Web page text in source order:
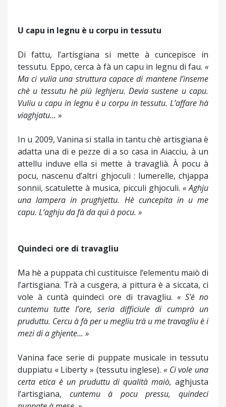
U capu in legnu è u corpu in tessutu
Di fattu, l’artisgiana si mette à cuncepisce in
tessutu. Eppo, cerca à fà un capu in legnu di fau. «
Ma ci vulia una struttura capace di mantene l’inseme
chè u tessutu hè più leghjeru. Devia sustene u capu.
Vuliu u capu in legnu è u corpu in tessutu. L’affare hà
viaghjatu... »
In u 2009, Vanina si stalla in tantu chè artisgiana è
adatta una di e pezze di a so casa in Aiacciu, à un
attellu induve ella si mette à travaglià. À pocu à
pocu, nascenu d’altri ghjoculi : lumerelle, chjappa
sonnii, scatulette à musica, picculi ghjoculi. « Aghju
una lampera in prughjettu. Hè cuncepita in u me
capu. L’aghju da fà da quì à pocu. »
Quindeci ore di travagliu
Ma hè a puppata chì custituisce l’elementu maiò di
l’artisgiana. Trà a cusgera, a pittura è a siccata, ci
vole à cuntà quindeci ore di travagliu. « S’è no
cuntemu tutte l’ore, seria difficiule di cumprà un
pruduttu. Cercu à fà per u megliu trà u me travagliu è i
mezi di a ghjente... »
Vanina face serie di puppate musicale in tessutu
duppiatu « Liberty » (tessutu inglese). « Ci vole una
certa etica è un pruduttu di qualità maiò, aghjusta
l’artisgiana, cuntemu à pocu pressu, quindeci